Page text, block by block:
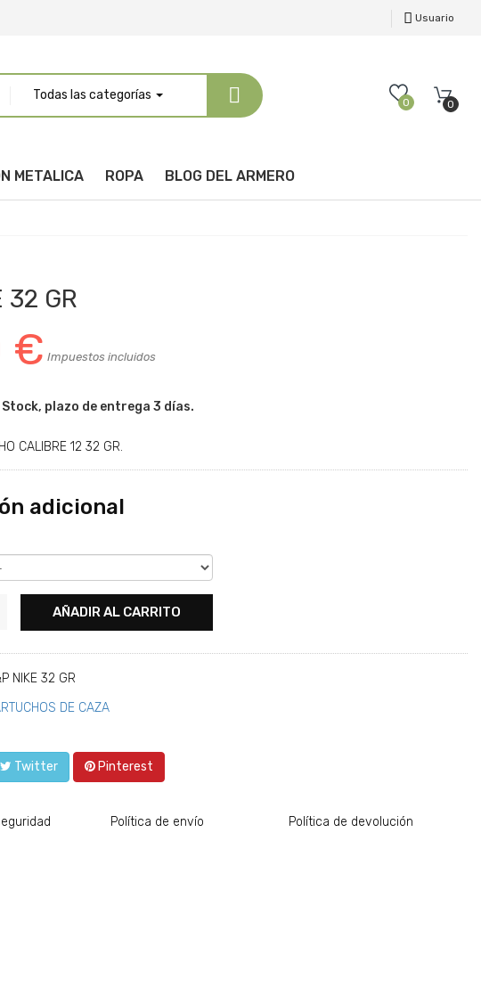
Usuario
Todas las categorías
0 0
METALICA ROPA BLOG DEL ARMERO
32 GR
€ Impuestos incluidos
plazo de entrega 3 días.
CALIBRE 12 32 GR.
adicional
AÑADIR AL CARRITO
NIKE 32 GR
DE CAZA
Twitter Pinterest
Política de envío Política de devolución